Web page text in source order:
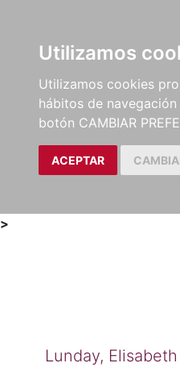
Utilizamos
Utilizamos cookies
hábitos de
botón CAMBIAR
ACEPTAR
LIBROS
MÉTODOS Y
EJERCICIOS
>
Lunday, Elisabeth